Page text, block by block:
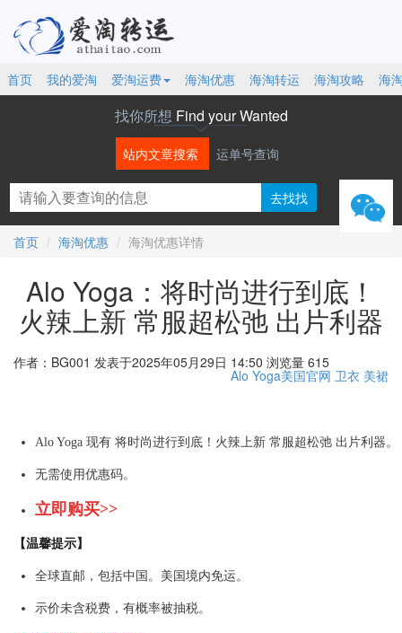
首页 我的爱淘 爱淘运费 海淘优惠 海淘转运 海淘攻略 海
找你所想 Find your Wanted
站内文章搜索 运单号查询
首页 海淘优惠 海淘优惠详情
Alo Yoga：将时尚进行到底！
火辣上新 常服超松弛 出片利器
作者：BG001 发表于2025年05月29日 14:50 浏览量 615
Alo Yoga美国官网 卫衣 美裙
Alo Yoga 现有 将时尚进行到底！火辣上新 常服超松弛 出片利器。
无需使用优惠码。
立即购买>>
【温馨提示】
全球直邮，包括中国。美国境内免运。
示价未含税费，有概率被抽税。